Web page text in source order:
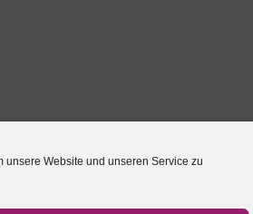
unsere Website und unseren Service zu
und Pränataldiagnostik Peine